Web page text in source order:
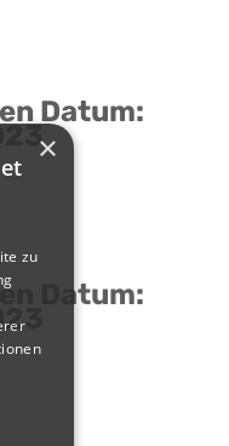
Datum:
Datum:
×
zu